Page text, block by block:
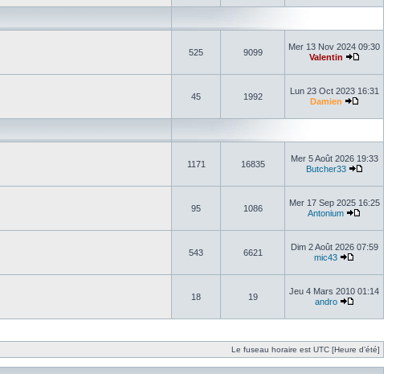
525 9099
Mer 13 Nov 2024 09:30
Valentin
45 1992
Lun 23 Oct 2023 16:31
Damien
1171 16835
Mer 5 Août 2026 19:33
Butcher33
95 1086
Mer 17 Sep 2025 16:25
Antonium
543 6621
Dim 2 Août 2026 07:59
mic43
18 19
Jeu 4 Mars 2010 01:14
andro
Le fuseau horaire est UTC [Heure d’été]